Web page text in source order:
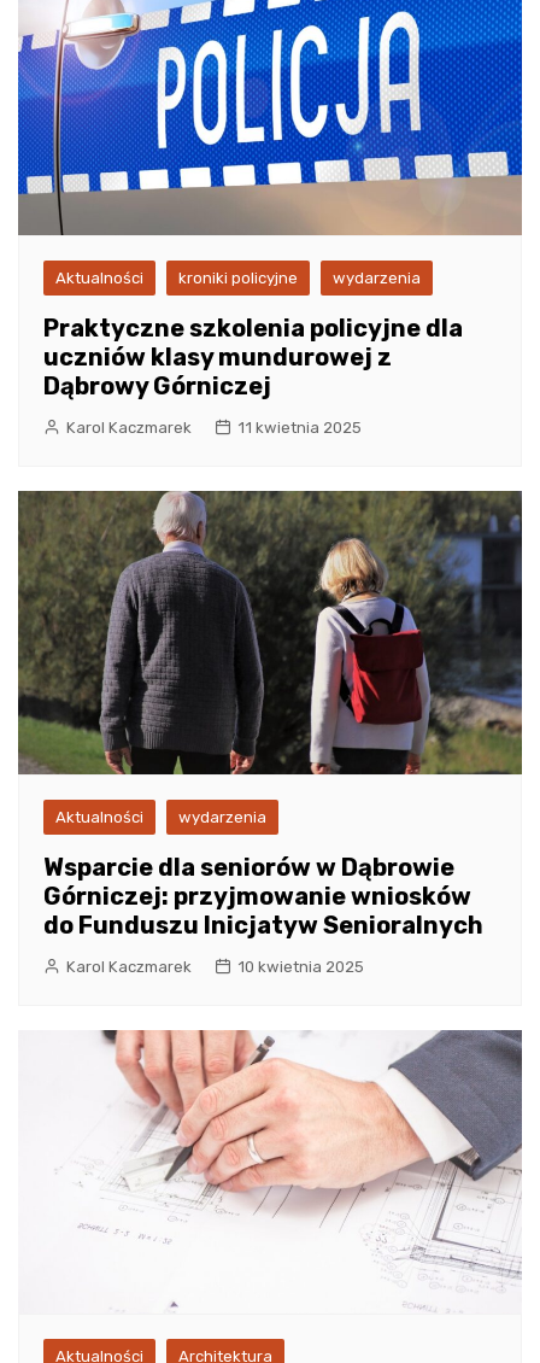
Aktualności kroniki policyjne wydarzenia
Praktyczne szkolenia policyjne dla
uczniów klasy mundurowej z
Dąbrowy Górniczej
Karol Kaczmarek 11 kwietnia 2025
Aktualności wydarzenia
Wsparcie dla seniorów w Dąbrowie
Górniczej: przyjmowanie wniosków
do Funduszu Inicjatyw Senioralnych
Karol Kaczmarek 10 kwietnia 2025
Aktualności Architektura